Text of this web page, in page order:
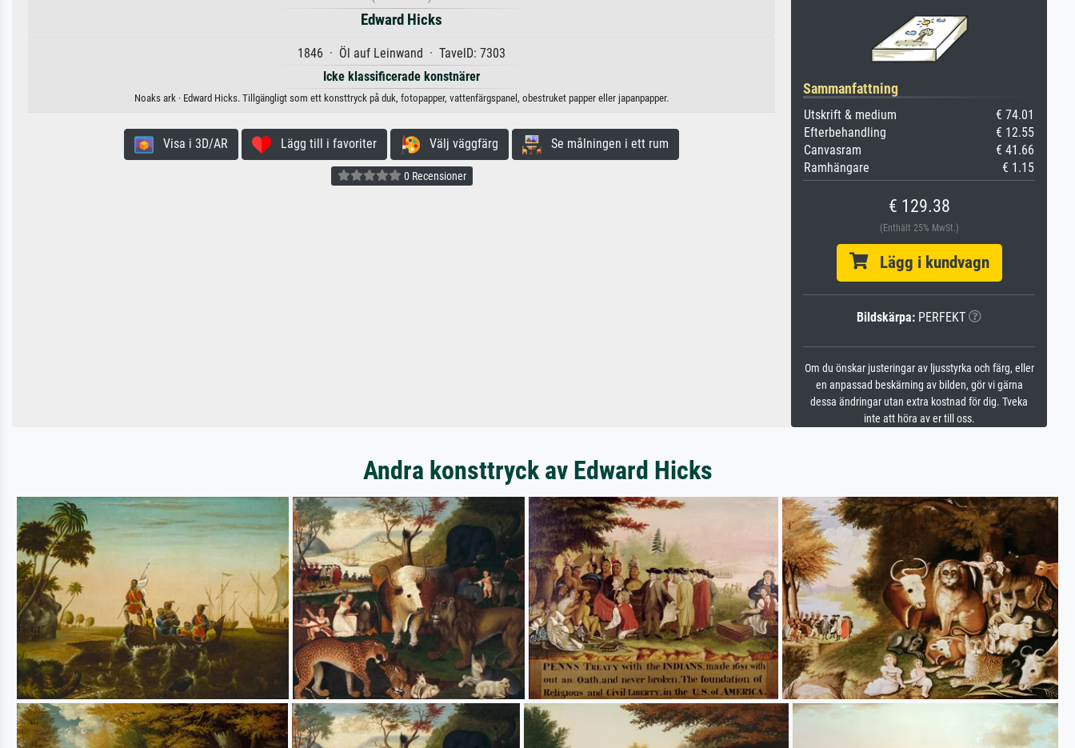
Edward Hicks
1846 · Öl auf Leinwand · TavelD: 7303
Icke klassificerade konstnärer
Noaks ark · Edward Hicks. Tillgängligt som ett konsttryck på duk, fotopapper, vattenfärgspanel, obestruket papper eller japanpapper.
Visa i 3D/AR Lägg till i favoriter Välj väggfärg Se målningen i ett rum
0 Recensioner
Sammanfattning
Utskrift & medium
€ 74.01
Efterbehandling
€ 12.55
Canvasram
€ 41.66
Ramhängare
€ 1.15
€ 129.38
(Enthält 25% MwSt.)
Lägg i kundvagn
Bildskärpa: PERFEKT
Om du önskar justeringar av ljusstyrka och färg, eller
en anpassad beskärning av bilden, gör vi gärna
dessa ändringar utan extra kostnad för dig. Tveka
inte att höra av er till oss.
Andra konsttryck av Edward Hicks